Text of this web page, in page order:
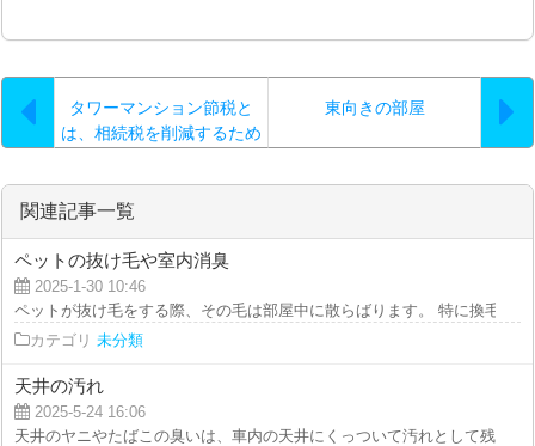
タワーマンション節税と
は、相続税を削減するため
東向きの部屋
関連記事一覧
ペットの抜け毛や室内消臭
2025-1-30 10:46
ペットが抜け毛をする際、その毛は部屋中に散らばります。 特に換毛期
カテゴリ 未分類
天井の汚れ
2025-5-24 16:06
天井のヤニやたばこの臭いは、車内の天井にくっついて汚れとして残りま